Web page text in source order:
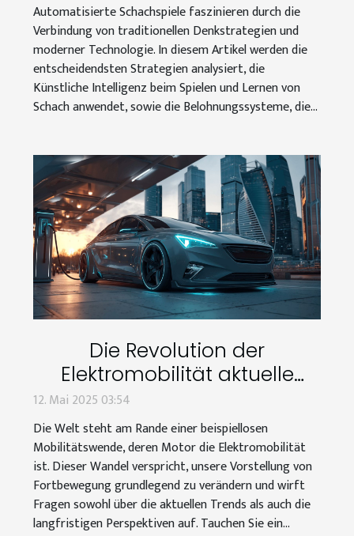
Automatisierte Schachspiele faszinieren durch die
Verbindung von traditionellen Denkstrategien und
moderner Technologie. In diesem Artikel werden die
entscheidendsten Strategien analysiert, die
Künstliche Intelligenz beim Spielen und Lernen von
Schach anwendet, sowie die Belohnungssysteme, die...
Die Revolution der
Elektromobilität aktuelle
Trends und
Zukunftsaussichten
12. Mai 2025 03:54
Die Welt steht am Rande einer beispiellosen
Mobilitätswende, deren Motor die Elektromobilität
ist. Dieser Wandel verspricht, unsere Vorstellung von
Fortbewegung grundlegend zu verändern und wirft
Fragen sowohl über die aktuellen Trends als auch die
langfristigen Perspektiven auf. Tauchen Sie ein...